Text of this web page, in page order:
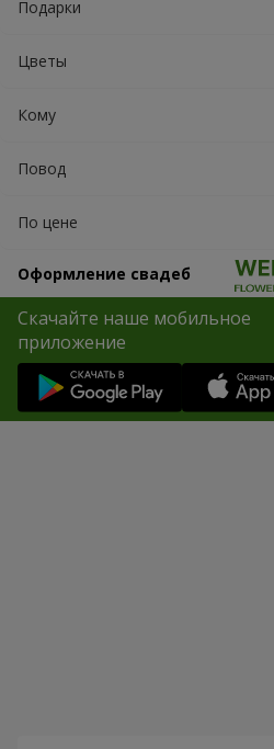
Подарки
Цветы
Кому
Повод
По цене
Оформление свадеб
Скачайте наше мобильное
приложение